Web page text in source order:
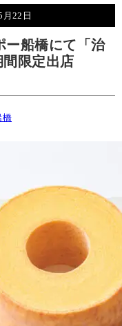
22日
ー船橋にて「治
限定出店
橋